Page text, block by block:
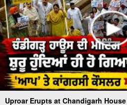
Uproar Erupts at Chandigarh House